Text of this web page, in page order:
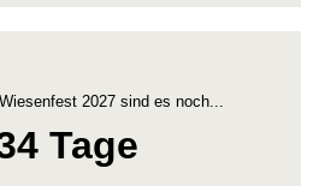
2027 sind es noch...
Tage